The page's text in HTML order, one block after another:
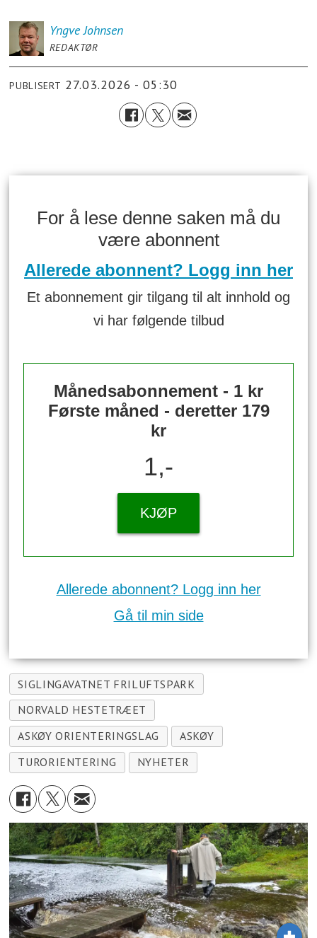
Yngve Johnsen
REDAKTØR
PUBLISERT 27.03.2026 - 05:30
For å lese denne saken må du
være abonnent
Allerede abonnent? Logg inn her
Et abonnement gir tilgang til alt innhold og
vi har følgende tilbud
Månedsabonnement - 1 kr
Første måned - deretter 179
kr
1,-
KJØP
Allerede abonnent? Logg inn her
Gå til min side
SIGLINGAVATNET FRILUFTSPARK
NORVALD HESTETRÆET
ASKØY ORIENTERINGSLAG
ASKØY
TURORIENTERING
NYHETER